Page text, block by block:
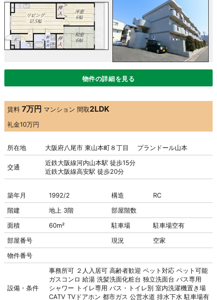
物件の詳細を見る
賃料 7万円 マンション 間取2LDK
礼金10万円
所在地 大阪府八尾市 東山本町８丁目 プランドール山本
交通
近鉄大阪線河内山本駅 徒歩15分
近鉄大阪線高安駅 徒歩20分
築年月 1992/2 構造
RC
階建
地上 3階
部屋階数
面積
60m² 駐車場 駐車場空有
部屋番号
現況
空家
物件番号
設備・条件
事務所可 ２人入居可 高齢者歓迎 ペット対応 ペット可能
ガスコンロ 給湯 洗髪洗面化粧台 独立洗面台 バス専用
シャワー トイレ専用 バス・トイレ別 室内洗濯機置き場
CATV TVドアホン 都市ガス 公営水道 排水下水 駐車場有